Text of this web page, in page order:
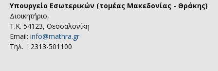
Υπουργείο Εσωτερικών (τομέας Μακεδονίας - Θράκης)
Διοικητήριο,
Τ.Κ. 54123, Θεσσαλονίκη
Email: info@mathra.gr
Τηλ. : 2313-501100